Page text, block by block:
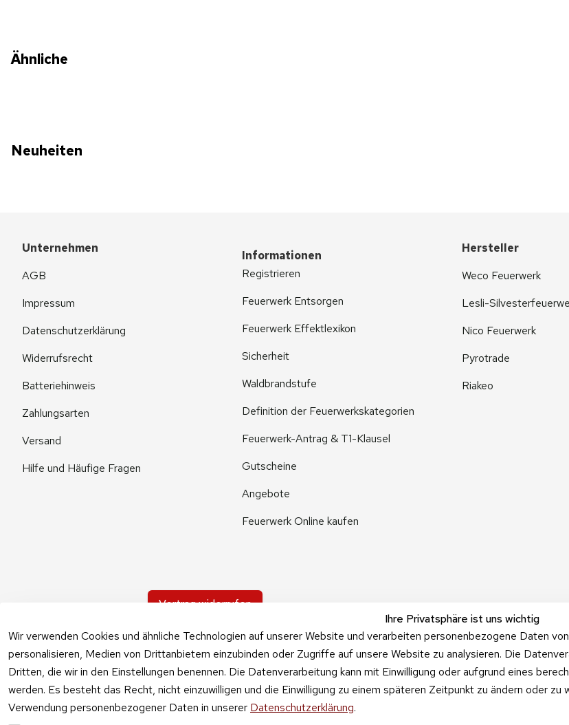
Ähnliche
Neuheiten
Ihre Privatsphäre ist uns wichtig
Wir verwenden Cookies und ähnliche Technologien auf unserer Website und verarbeiten personenbezogene Daten
personalisieren, Medien von Drittanbietern einzubinden oder Zugriffe auf unsere Website zu analysieren. Die
Dritten, die wir in den Einstellungen benennen. Die Datenverarbeitung kann mit Einwilligung oder aufgrund eines
werden. Es besteht das Recht, nicht einzuwilligen und die Einwilligung zu einem späteren Zeitpunkt zu ändern oder zu
Verwendung personenbezogener Daten in unserer Datenschutzerklärung.
Unternehmen
AGB
Impressum
Datenschutzerklärung
Widerrufsrecht
Batteriehinweis
Zahlungsarten
Versand
Hilfe und Häufige Fragen
Informationen
Registrieren
Feuerwerk Entsorgen
Feuerwerk Effektlexikon
Sicherheit
Waldbrandstufe
Definition der Feuerwerkskategorien
Feuerwerk-Antrag & T1-Klausel
Gutscheine
Angebote
Feuerwerk Online kaufen
Hersteller
Weco Feuerwerk
Lesli-
Nico Feuerwerk
Pyrotrade
Riakeo
Vertrag widerrufen